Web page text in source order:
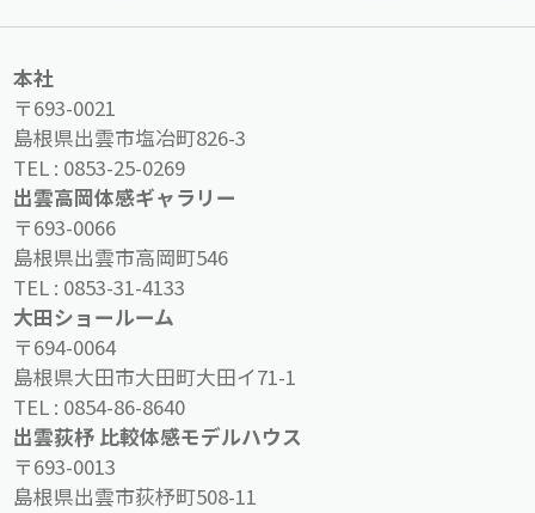
本社
〒693-0021
島根県出雲市塩冶町826-3
TEL : 0853-25-0269
出雲高岡体感ギャラリー
〒693-0066
島根県出雲市高岡町546
TEL : 0853-31-4133
大田ショールーム
〒694-0064
島根県大田市大田町大田イ71-1
TEL : 0854-86-8640
出雲荻杼 比較体感モデルハウス
〒693-0013
島根県出雲市荻杼町508-11